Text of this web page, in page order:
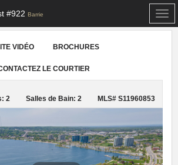
#922 Barrie
VIDÉO BROCHURES
LE COURTIER
2
Salles de Bain: 2 MLS# S11960853